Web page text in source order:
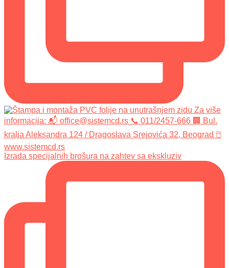
Izrada specijalnih brošura na zahtev sa ekskluziv